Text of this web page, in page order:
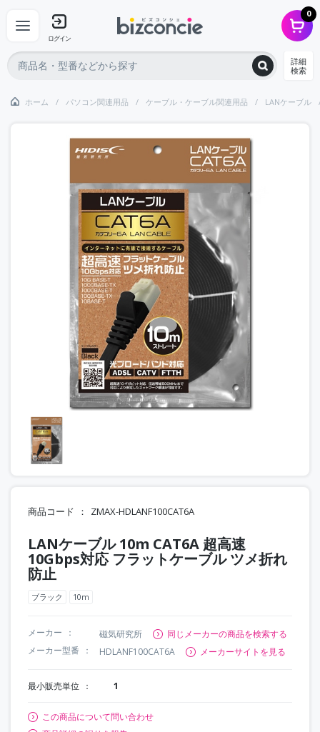
ログイン
0
詳細
検索
ホーム パソコン関連用品 ケーブル・ケーブル関連用品 LANケーブル
商品コード ZMAX-HDLANF100CAT6A
LANケーブル 10m CAT6A 超高速
10Gbps対応 フラットケーブル ツメ折れ
防止
ブラック 10m
メーカー 磁気研究所
同じメーカーの商品を検索する
メーカー型番
HDLANF100CAT6A メーカーサイトを見る
最小販売単位 1
この商品について問い合わせ